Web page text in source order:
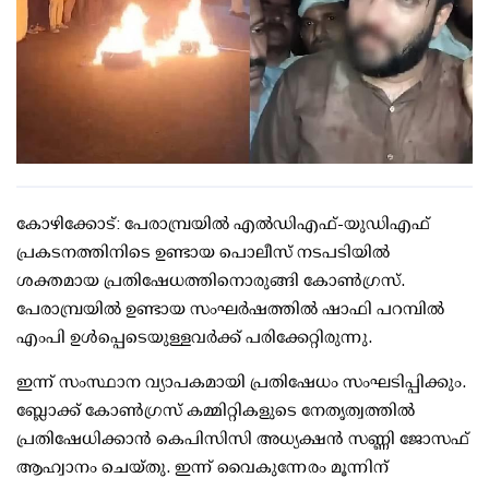
കോഴിക്കോട്: പേരാമ്പ്രയില്‍ എല്‍ഡിഎഫ്-യുഡിഎഫ്
പ്രകടനത്തിനിടെ ഉണ്ടായ പൊലീസ് നടപടിയില്‍
ശക്തമായ പ്രതിഷേധത്തിനൊരുങ്ങി കോണ്‍ഗ്രസ്.
പേരാമ്പ്രയില്‍ ഉണ്ടായ സംഘര്‍ഷത്തില്‍ ഷാഫി പറമ്പില്‍
എംപി ഉള്‍പ്പെടെയുള്ളവര്‍ക്ക് പരിക്കേറ്റിരുന്നു.
ഇന്ന് സംസ്ഥാന വ്യാപകമായി പ്രതിഷേധം സംഘടിപ്പിക്കും.
ബ്ലോക്ക് കോണ്‍ഗ്രസ് കമ്മിറ്റികളുടെ നേതൃത്വത്തില്‍
പ്രതിഷേധിക്കാന്‍ കെപിസിസി അധ്യക്ഷന്‍ സണ്ണി ജോസഫ്
ആഹ്വാനം ചെയ്തു. ഇന്ന് വൈകുന്നേരം മൂന്നിന്